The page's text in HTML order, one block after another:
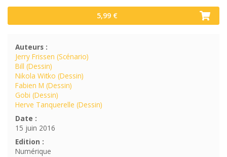
5,99 €
Auteurs :
Jerry Frissen (Scénario)
Bill (Dessin)
Nikola Witko (Dessin)
Fabien M (Dessin)
Gobi (Dessin)
Herve Tanquerelle (Dessin)
Date :
15 juin 2016
Edition :
Numérique